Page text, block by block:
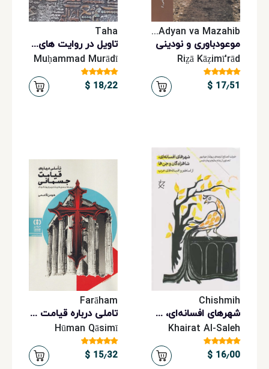
Danishgah-i Adyan va Mazahib
موعودباوری و نودینی
Riz̤ā Kāẓimī'rād
17٫51 $
Taha
تاویل در روایت های تفسیری
Muḥammad Murādī
18٫22 $
Chishmih
شهرهای افسانه‌ای، شاهزادگان و جن‌ها از اساطیر و افسانه‌های عرب
Khairat Al-Saleh
16٫00 $
Farāham
تاملی درباره قیامت جسمانی؛ بسط مسیحیت بین یونانیان
Hūman Qāsimī
15٫32 $